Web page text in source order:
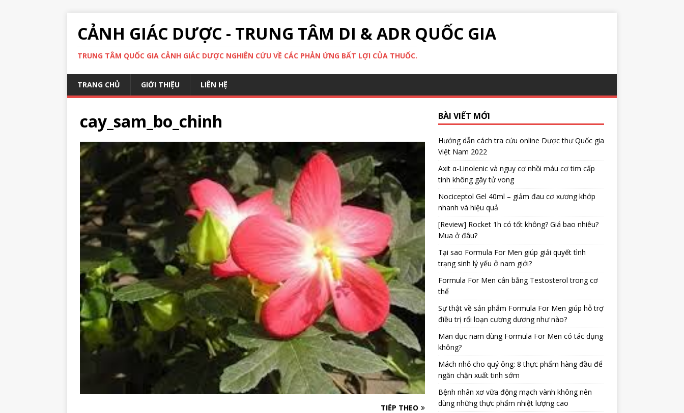
CẢNH GIÁC DƯỢC - TRUNG TÂM DI & ADR QUỐC GIA
TRUNG TÂM QUỐC GIA CẢNH GIÁC DƯỢC NGHIÊN CỨU VỀ CÁC PHẢN ỨNG BẤT LỢI CỦA THUỐC.
TRANG CHỦ GIỚI THIỆU LIÊN HỆ
cay_sam_bo_chinh
TIẾP THEO
BÀI VIẾT MỚI
Hướng dẫn cách tra cứu online Dược thư Quốc gia
Việt Nam 2022
Axit α-Linolenic và nguy cơ nhồi máu cơ tim cấp
tính không gây tử vong
Nociceptol Gel 40ml – giảm đau cơ xương khớp
nhanh và hiệu quả
[Review] Rocket 1h có tốt không? Giá bao nhiêu?
Mua ở đâu?
Tại sao Formula For Men giúp giải quyết tình
trạng sinh lý yếu ở nam giới?
Formula For Men cân bằng Testosterol trong cơ
thể
Sự thật về sản phẩm Formula For Men giúp hỗ trợ
điều trị rối loạn cương dương như nào?
Mãn dục nam dùng Formula For Men có tác dụng
không?
Mách nhỏ cho quý ông: 8 thực phẩm hàng đầu để
ngăn chặn xuất tinh sớm
Bệnh nhân xơ vữa động mạch vành không nên
dùng những thực phẩm nhiệt lượng cao